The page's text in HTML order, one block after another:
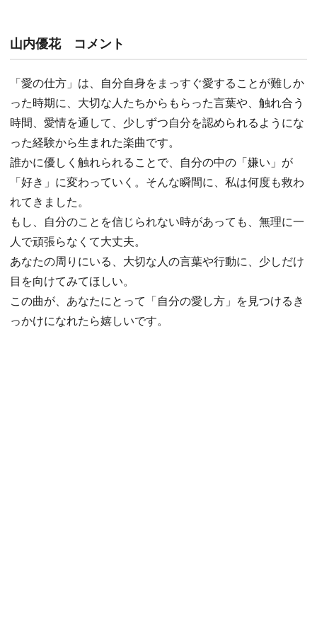
山内優花 コメント
「愛の仕方」は、自分自身をまっすぐ愛することが難しか
った時期に、大切な人たちからもらった言葉や、触れ合う
時間、愛情を通して、少しずつ自分を認められるようにな
った経験から生まれた楽曲です。
誰かに優しく触れられることで、自分の中の「嫌い」が
「好き」に変わっていく。そんな瞬間に、私は何度も救わ
れてきました。
もし、自分のことを信じられない時があっても、無理に一
人で頑張らなくて大丈夫。
あなたの周りにいる、大切な人の言葉や行動に、少しだけ
目を向けてみてほしい。
この曲が、あなたにとって「自分の愛し方」を見つけるき
っかけになれたら嬉しいです。